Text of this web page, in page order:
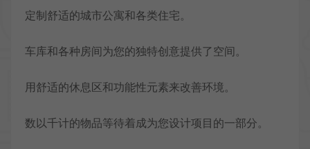
定制舒适的城市公寓和各类住宅。
车库和各种房间为您的独特创意提供了空间。
用舒适的休息区和功能性元素来改善环境。
数以千计的物品等待着成为您设计项目的一部分。